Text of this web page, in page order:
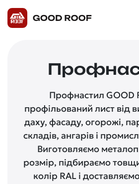
Профнастил GOOD
профільований лист від
даху, фасаду, огорожі,
складів, ангарів і
Виготовляємо
розмір, підбираємо
колір RAL і